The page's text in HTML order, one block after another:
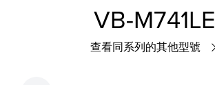
VB-M741LE
查看同系列的其他型號